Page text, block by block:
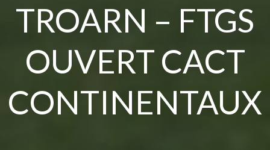
TROARN – FTGS
OUVERT CACT
CONTINENTAUX